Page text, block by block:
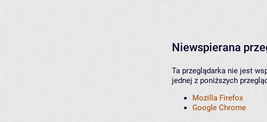
Niewspierana
Ta przeglądarka nie jest
jednej z poniższych
Mozilla Firefox
Google Chrome